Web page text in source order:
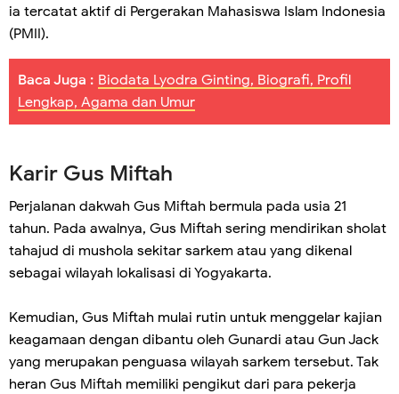
ia tercatat aktif di Pergerakan Mahasiswa Islam Indonesia
(PMII).
Baca Juga : Biodata Lyodra Ginting, Biografi, Profil
Lengkap, Agama dan Umur
Karir Gus Miftah
Perjalanan dakwah Gus Miftah bermula pada usia 21
tahun. Pada awalnya, Gus Miftah sering mendirikan sholat
tahajud di mushola sekitar sarkem atau yang dikenal
sebagai wilayah lokalisasi di Yogyakarta.
Kemudian, Gus Miftah mulai rutin untuk menggelar kajian
keagamaan dengan dibantu oleh Gunardi atau Gun Jack
yang merupakan penguasa wilayah sarkem tersebut. Tak
heran Gus Miftah memiliki pengikut dari para pekerja